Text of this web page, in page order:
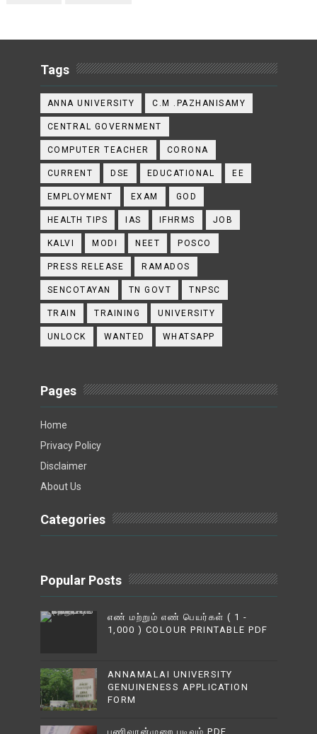
Tags
ANNA UNIVERSITY C.M .PAZHANISAMY
CENTRAL GOVERNMENT
COMPUTER TEACHER CORONA
CURRENT DSE EDUCATIONAL EE
EMPLOYMENT EXAM GOD
HEALTH TIPS IAS IFHRMS JOB
KALVI MODI NEET POSCO
PRESS RELEASE RAMADOS
SENCOTAYAN TN GOVT TNPSC
TRAIN TRAINING UNIVERSITY
UNLOCK WANTED WHATSAPP
Pages
Home
Privacy Policy
Disclaimer
About Us
Categories
Popular Posts
எண் மற்றும் எண் பெயர்கள் ( 1 -
1,000 ) COLOUR PRINTABLE PDF
ANNAMALAI UNIVERSITY
GENUINENESS APPLICATION
FORM
பணிவரன்முறை படிவம் PDF